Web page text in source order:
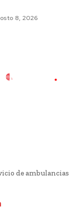
8, 2026
de ambulancias